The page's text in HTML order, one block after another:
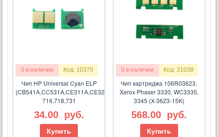
0 в наличии Код: 10370
Чип HP Universal Cyan ELP
716,718,731
34.00 руб.
Купить
0 в наличии Код: 31038
Чип картриджа 106R03623,
Xerox Phaser 3330, WC3335,
3345 (X-3623-15K)
568.00 руб.
Купить